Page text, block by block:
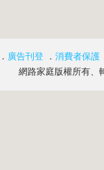
． 廣告刊登 ． 消費者保護
網路家庭版權所有、